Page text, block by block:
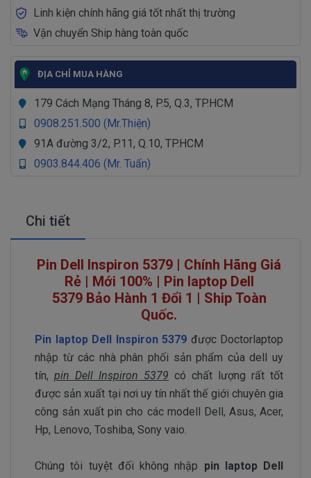
Linh kiện chính hãng giá tốt nhất thị trường
Vận chuyển Ship hàng toàn quốc
ĐỊA CHỈ MUA HÀNG
179 Cách Mạng Tháng 8, P.5, Q.3, TP.HCM
0908.251.500 (Mr.Thiện)
91A đường 3/2, P.11, Q.10, TP.HCM
0903.844.406 (Mr. Tuấn)
Chi tiết
Pin Dell Inspiron 5379 | Chính Hãng Giá
Rẻ | Mới 100% | Pin laptop Dell
5379 Bảo Hành 1 Đổi 1 | Ship Toàn
Quốc.
Pin laptop Dell Inspiron 5379 được Doctorlaptop
nhập từ các nhà phân phối sản phẩm của dell uy
tín, pin Dell Inspiron 5379 có chất lượng rất tốt
được sản xuất tại nơi uy tín nhất thế giới chuyên gia
công sản xuất pin cho các modell Dell, Asus, Acer,
Hp, Lenovo, Toshiba, Sony vaio.
Chúng tôi tuyệt đối không nhập pin laptop Dell